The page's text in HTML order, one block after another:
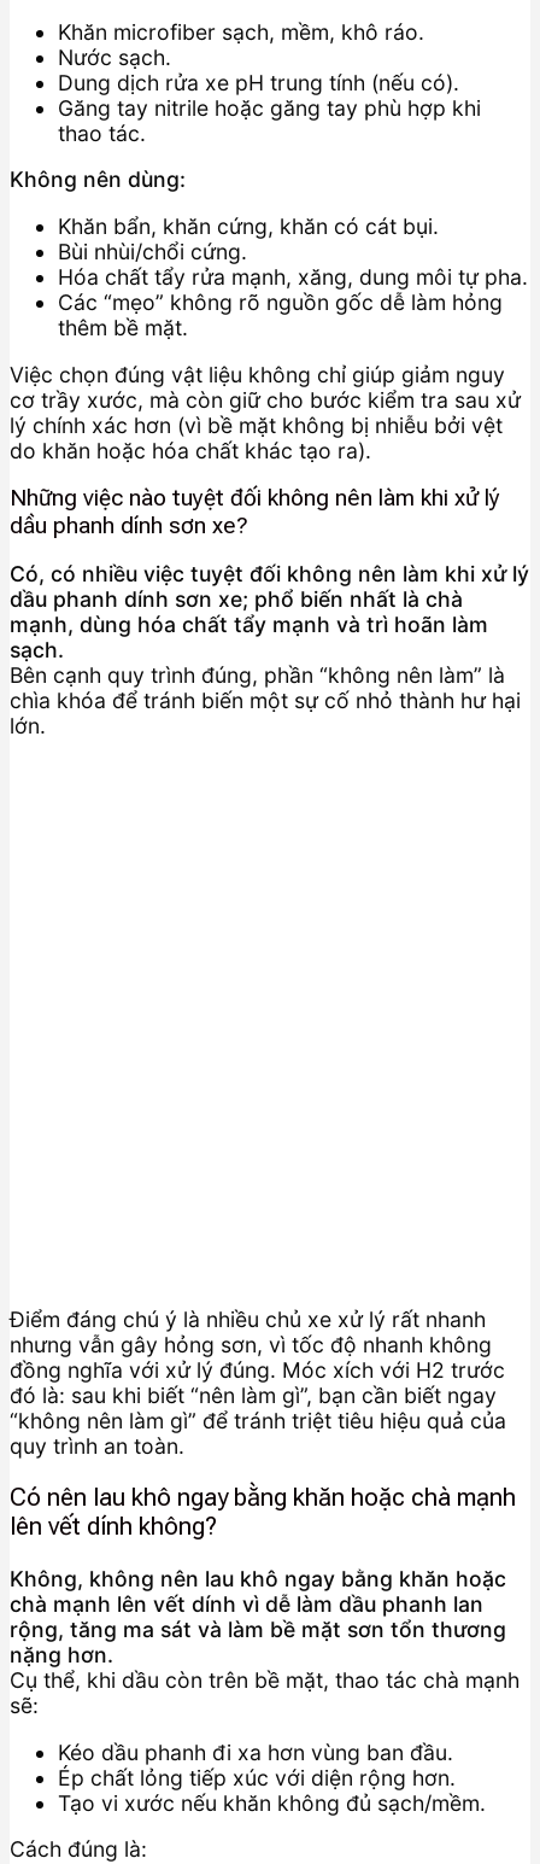
Khăn microfiber sạch, mềm, khô ráo.
Nước sạch.
Dung dịch rửa xe pH trung tính (nếu có).
Găng tay nitrile hoặc găng tay phù hợp khi
thao tác.
Không nên dùng:
Khăn bẩn, khăn cứng, khăn có cát bụi.
Bùi nhùi/chổi cứng.
Hóa chất tẩy rửa mạnh, xăng, dung môi tự pha.
Các “mẹo” không rõ nguồn gốc dễ làm hỏng
thêm bề mặt.
Việc chọn đúng vật liệu không chỉ giúp giảm nguy
cơ trầy xước, mà còn giữ cho bước kiểm tra sau xử
lý chính xác hơn (vì bề mặt không bị nhiễu bởi vệt
do khăn hoặc hóa chất khác tạo ra).
Những việc nào tuyệt đối không nên làm khi xử lý
dầu phanh dính sơn xe?
Có, có nhiều việc tuyệt đối không nên làm khi xử lý
dầu phanh dính sơn xe; phổ biến nhất là chà
mạnh, dùng hóa chất tẩy mạnh và trì hoãn làm
sạch.
Bên cạnh quy trình đúng, phần “không nên làm” là
chìa khóa để tránh biến một sự cố nhỏ thành hư hại
lớn.
Điểm đáng chú ý là nhiều chủ xe xử lý rất nhanh
nhưng vẫn gây hỏng sơn, vì tốc độ nhanh không
đồng nghĩa với xử lý đúng. Móc xích với H2 trước
đó là: sau khi biết “nên làm gì”, bạn cần biết ngay
“không nên làm gì” để tránh triệt tiêu hiệu quả của
quy trình an toàn.
Có nên lau khô ngay bằng khăn hoặc chà mạnh
lên vết dính không?
Không, không nên lau khô ngay bằng khăn hoặc
chà mạnh lên vết dính vì dễ làm dầu phanh lan
rộng, tăng ma sát và làm bề mặt sơn tổn thương
nặng hơn.
Cụ thể, khi dầu còn trên bề mặt, thao tác chà mạnh
sẽ:
Kéo dầu phanh đi xa hơn vùng ban đầu.
Ép chất lỏng tiếp xúc với diện rộng hơn.
Tạo vi xước nếu khăn không đủ sạch/mềm.
Cách đúng là: